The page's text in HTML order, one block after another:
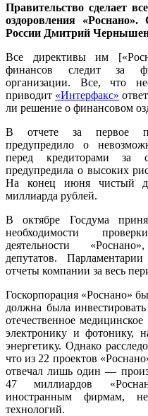
Правительство сделает
оздоровления
России Дмитрий
Все директивы им
финансов следит за
организации. Все, что
приводит «Интерфакс»
ли решение о финансовом
В отчете за первое
предупредило о
перед кредиторами за
предупредила о высоких
На конец июня чистый
миллиарда рублей.
В октябре Госдума
необходимости
деятельности
депутатов.
отчеты компании за весь
Госкорпорация «Роснано»
должна была
отечественное
электронику и фотонику,
энергетику. Однако
что из 22 проектов
отвечал лишь один —
47 миллиардов
иностранным фирмам,
технологий.